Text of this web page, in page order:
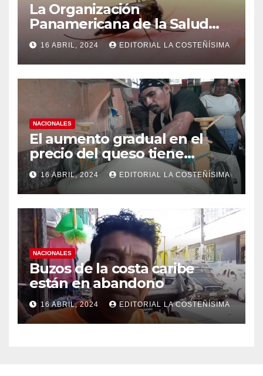
La Organización
Panamericana de la Salud
(OPS), recomienda reforzar
medidas ante el aumento de
casos de dengue
16 ABRIL, 2024 EDITORIAL LA COSTEÑÍSIMA
NACIONALES
El aumento gradual en el
precio del queso tiene
efectos a las Panaderias
16 ABRIL, 2024 EDITORIAL LA COSTEÑÍSIMA
NACIONALES
Buzos de la costa caribe
están en abandono
16 ABRIL, 2024 EDITORIAL LA COSTEÑÍSIMA